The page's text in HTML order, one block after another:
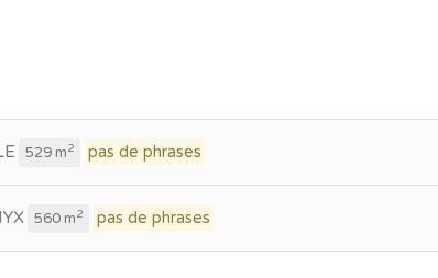
529 m2 pas de phrases
560 m2 pas de phrases